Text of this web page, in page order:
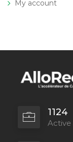
My account
1124
Active